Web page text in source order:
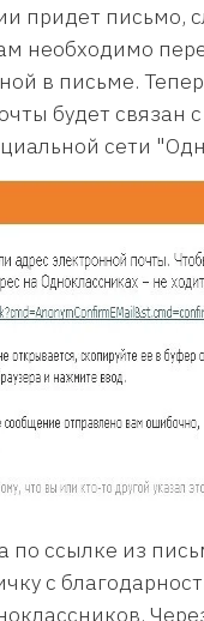
придет письмо,
необходимо
в письме.
будет связан
сети
по ссылке из
с